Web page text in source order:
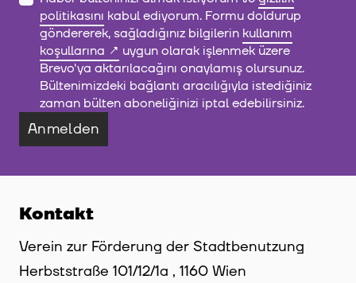
politikasını kabul ediyorum. Formu doldurup
göndererek, sağladığınız bilgilerin kullanım
koşullarına
uygun olarak işlenmek üzere
Brevo'ya aktarılacağını onaylamış olursunuz.
Bültenimizdeki bağlantı aracılığıyla istediğiniz
zaman bülten aboneliğinizi iptal edebilirsiniz.
Anmelden
Kontakt
Verein zur Förderung der Stadtbenutzung
Herbststraße 101/12/1a , 1160 Wien